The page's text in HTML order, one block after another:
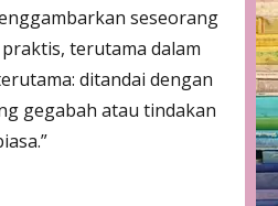
seseorang
terutama dalam
ditandai dengan
gegabah atau tindakan